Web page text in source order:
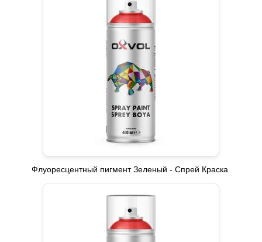
Флуоресцентный пигмент Зеленый - Спрей Краска ​